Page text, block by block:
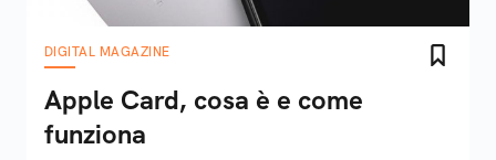
DIGITAL MAGAZINE
Apple Card, cosa è e come
funziona